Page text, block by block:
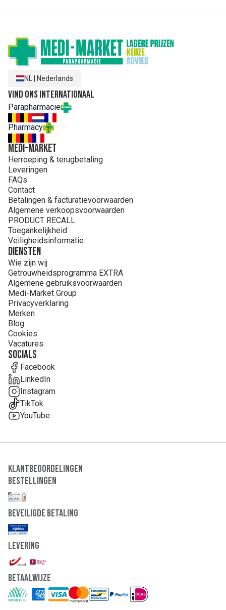
NL Nederlands
Vind ons internationaal
Parapharmacie
Pharmacy
MEDI-MARKET
Herroeping & terugbetaling
Leveringen
FAQs
Contact
Betalingen & facturatievoorwaarden
Algemene verkoopsvoorwaarden
PRODUCT RECALL
Toegankelijkheid
Veiligheidsinformatie
Diensten
Wie zijn wij
Getrouwheidsprogramma EXTRA
Algemene gebruiksvoorwaarden
Medi-Market Group
Privacyverklaring
Merken
Blog
Cookies
Vacatures
Socials
Facebook
LinkedIn
Instagram
TikTok
YouTube
Klantbeoordelingen
Bestellingen
Beveiligde Betaling
Levering
Betaalwijze